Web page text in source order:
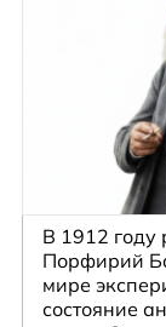
В 1912 году
Порфирий
мире
состояние